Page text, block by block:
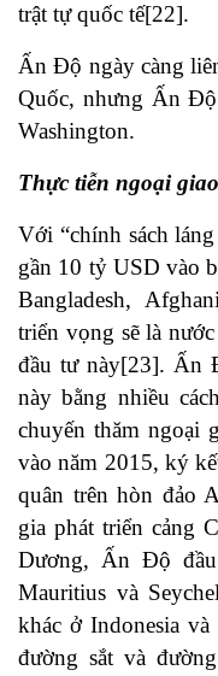
trật tự quốc tế[22].
Ấn Độ ngày càng
Quốc, nhưng Ấn
Washington.
Thực tiễn ngoại
Với “chính sách
gần 10 tỷ USD vào
Bangladesh,
triển vọng sẽ là
đầu tư này[23]. Ấn
này bằng nhiều
chuyến thăm ngoại
vào năm 2015, ký
quân trên hòn đảo
gia phát triển cảng
Dương, Ấn Độ
Mauritius và
khác ở Indonesia
đường sắt và